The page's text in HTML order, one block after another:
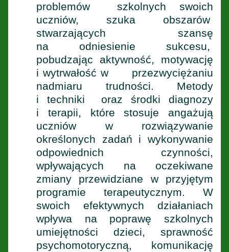
problemów szkolnych swoich
uczniów, szuka obszarów
stwarzających szansę
na odniesienie sukcesu,
pobudzając aktywność, motywację
i wytrwałość w przezwyciężaniu
nadmiaru trudności. Metody
i techniki oraz środki diagnozy
i terapii, które stosuje angażują
uczniów w rozwiązywanie
określonych zadań i wykonywanie
odpowiednich czynności,
wpływających na oczekiwane
zmiany przewidziane w przyjętym
programie terapeutycznym. W
swoich efektywnych działaniach
wpływa na poprawę szkolnych
umiejętności dzieci, sprawność
psychomotoryczną, komunikację